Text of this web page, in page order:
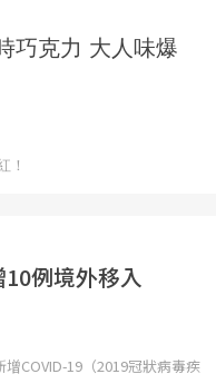
例境外移入
COVID-19（2019冠狀病毒疾